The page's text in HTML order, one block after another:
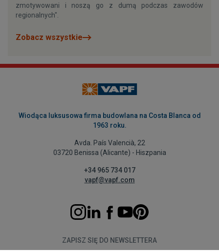
zmotywowani i noszą go z dumą podczas zawodów
regionalnych".
Zobacz wszystkie
Wiodąca luksusowa firma budowlana na Costa Blanca od
1963 roku.
Avda. País Valencià, 22
03720 Benissa (Alicante) - Hiszpania
+34 965 734 017
vapf@vapf.com
ZAPISZ SIĘ DO NEWSLETTERA